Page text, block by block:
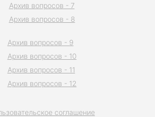
соглашение
Архив вопросов - 7
Архив вопросов - 8
Архив вопросов - 9
Архив вопросов - 10
Архив вопросов - 11
Архив вопросов - 12